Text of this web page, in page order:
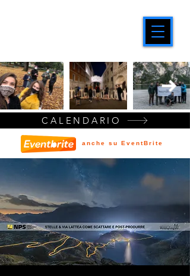
CALENDARIO
anche su EventBrite